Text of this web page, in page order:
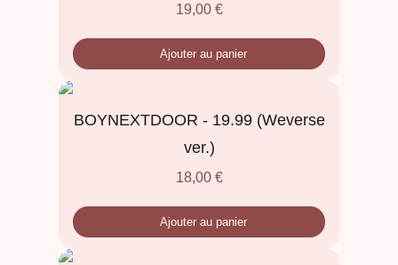
19,00 €
Ajouter au panier
BOYNEXTDOOR - 19.99 (Weverse
ver.)
18,00 €
Ajouter au panier